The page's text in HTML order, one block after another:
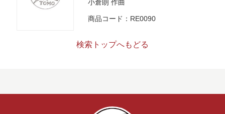
小倉朗 作曲
商品コード：RE0090
検索トップへもどる